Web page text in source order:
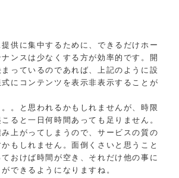
供に集中するために、できるだけホー
ンスは少なくする方が効率的です。開
っているのであれば、上記のように設
にコンテンツを表示非表示することが
。と思われるかもしれませんが、時限
ると一日何時間あっても足りません。
上がってしまうので、サービスの質の
もしれません。面倒くさいと思うこと
おけば時間が空き、それだけ他の事に
できるようになりますね。